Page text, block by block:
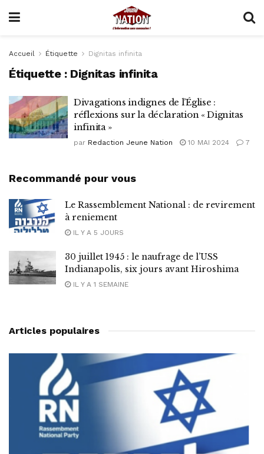
Accueil Étiquette Dignitas infinita
Étiquette : Dignitas infinita
Divagations indignes de l’Église :
réflexions sur la déclaration « Dignitas
infinita »
par Redaction Jeune Nation 10 MAI 2024 7
Recommandé pour vous
Le Rassemblement National : de revirement
à reniement
IL Y A 5 JOURS
30 juillet 1945 : le naufrage de l’USS
Indianapolis, six jours avant Hiroshima
IL Y A 1 SEMAINE
Articles populaires